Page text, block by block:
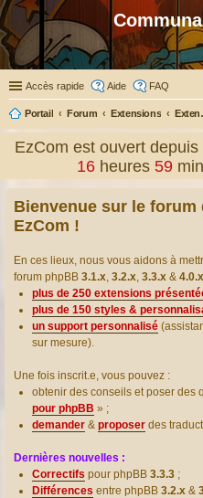
Accès rapide Aide FAQ
Portail Forum Extensions
EzCom est ouvert depuis
16 heures 59
Bienvenue sur le forum
EzCom !
En ces lieux, nous vous aidons à
forum phpBB 3.1.x, 3.2.x, 3.3.x & 4.0.x
plus de 250 extensions
plus de 150 styles &
un support personnalisé
sur mesure).
Une fois inscrit.e, vous pouvez :
obtenir des conseils et poser des
pour phpBB » ;
demander & proposer des
Dernières nouvelles :
Correctifs pour phpBB 3.3.3 ;
Différences entre phpBB 3.2.x &